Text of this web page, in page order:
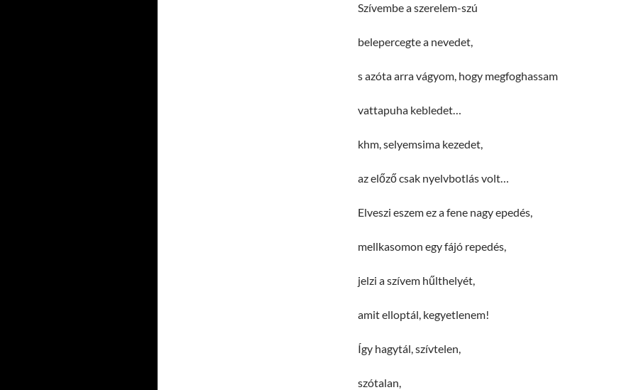
Szívembe a szerelem-szú
belepercegte a nevedet,
s azóta arra vágyom, hogy megfoghassam
vattapuha kebledet…
khm, selyemsima kezedet,
az előző csak nyelvbotlás volt…
Elveszi eszem ez a fene nagy epedés,
mellkasomon egy fájó repedés,
jelzi a szívem hűlthelyét,
amit elloptál, kegyetlenem!
Így hagytál, szívtelen,
szótalan,